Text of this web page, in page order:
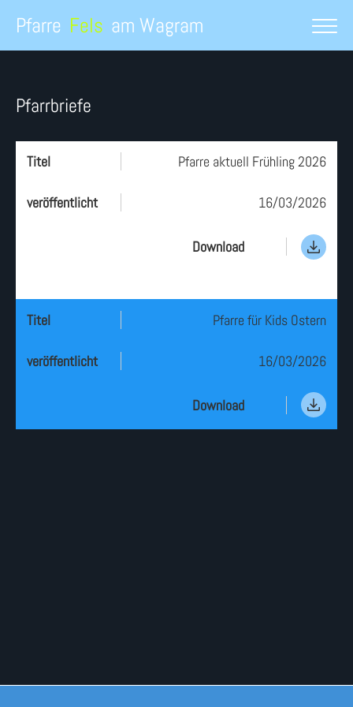
Pfarre Fels am Wagram
Pfarrbriefe
Titel Pfarre aktuell Frühling 2026
veröffentlicht 16/03/2026
Download download
Titel Pfarre für Kids Ostern
veröffentlicht 16/03/2026
Download download